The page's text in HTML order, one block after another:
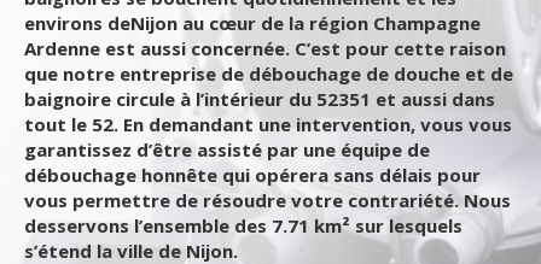
environs deNijon au cœur de la région Champagne
Ardenne est aussi concernée. C’est pour cette raison
que notre entreprise de débouchage de douche et de
baignoire circule à l’intérieur du 52351 et aussi dans
tout le 52. En demandant une intervention, vous vous
garantissez d’être assisté par une équipe de
débouchage honnête qui opérera sans délais pour
vous permettre de résoudre votre contrariété. Nous
desservons l’ensemble des 7.71 km² sur lesquels
s’étend la ville de Nijon.